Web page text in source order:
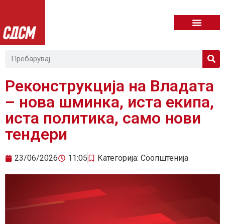
Реконструкција на Владата
– нова шминка, иста екипа,
иста политика, само нови
тендери
23/06/2026 11:05 Категорија: Соопштенија